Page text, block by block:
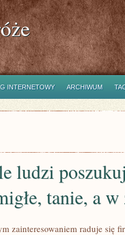
INTERNETOWY ARCHIWUM
ludzi
tanie, a
zainteresowaniem raduje się